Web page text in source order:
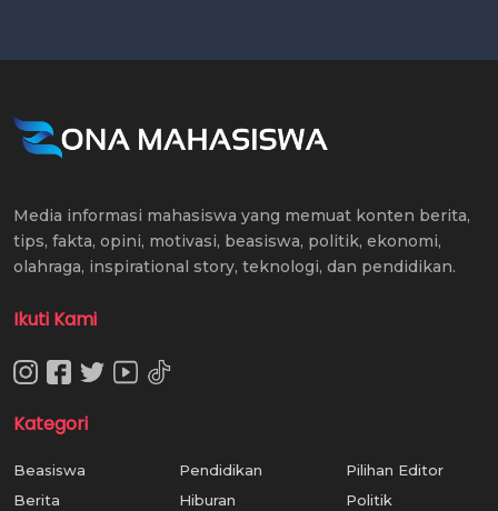
Media informasi mahasiswa yang memuat konten berita,
tips, fakta, opini, motivasi, beasiswa, politik, ekonomi,
olahraga, inspirational story, teknologi, dan pendidikan.
Ikuti Kami
Kategori
Beasiswa
Berita
Pendidikan
Hiburan
Pilihan Editor
Politik